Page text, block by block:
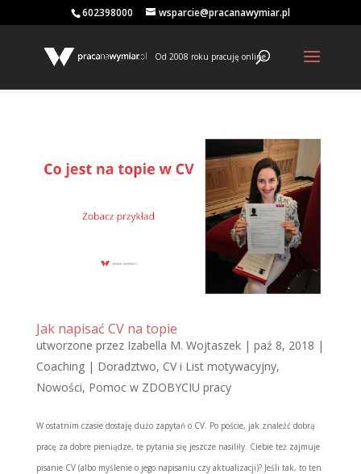
602398000 wsparcie@pracanawymiar.pl
Od 2008 roku pracuję online
Jak napisać CV na topie
utworzone przez Izabella M. Wojtaszek| paź 8, 2018 |
Coaching | Doradztwo, CV i List motywacyjny,
Nowości, Pomoc w ZDOBYCIU pracy
W ostatnim czasie dostaję dużo zapytań o CV. Po poście, jak znaleźć dobrą
pracę za dobre pieniądze, te pytania się jeszcze nasiliły. Ciebie też zajmuje
pisanie CV (albo myślenie o jego napisaniu czy aktualizacji)? Jeśli tak, to ten